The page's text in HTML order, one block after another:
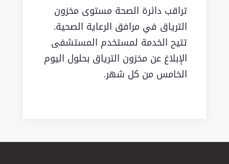
تراقب دائرة الصحة مستوى مخزون
الترياق في مرافق الرعاية الصحية.
تتيح الخدمة لمستخدم المستشفى
الإبلاغ عن مخزون الترياق بحلول اليوم
الخامس من كل شهر.